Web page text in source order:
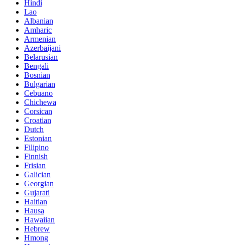
Hindi
Lao
Albanian
Amharic
Armenian
Azerbaijani
Belarusian
Bengali
Bosnian
Bulgarian
Cebuano
Chichewa
Corsican
Croatian
Dutch
Estonian
Filipino
Finnish
Frisian
Galician
Georgian
Gujarati
Haitian
Hausa
Hawaiian
Hebrew
Hmong